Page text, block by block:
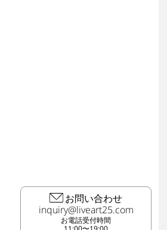
お問い合わせ
お電話受付時間